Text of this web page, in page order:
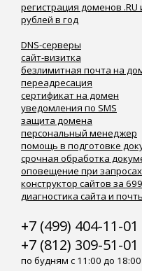
регистрация доменов .RU
рублей в год
DNS-серверы
сайт-визитка
безлимитная почта на
переадресация
сертификат на домен
уведомления по SMS
защита домена
персональный менеджер
помощь в подготовке
срочная обработка
оповещение при запросах
конструктор сайтов за
диагностика сайта и
+7 (499) 404-11-01
+7 (812) 309-51-01
по будням с 11:00 до 18:00